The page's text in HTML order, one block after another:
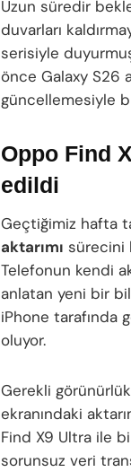
Uzun süredir
duvarları
serisiyle
önce Galaxy S26
güncellemesiyle
Oppo Find
edildi
Geçtiğimiz hafta
aktarımı sürecini
Telefonun kendi
anlatan yeni bir
iPhone tarafında
oluyor.
Gerekli görünürlük
ekranındaki
Find X9 Ultra ile
sorunsuz veri